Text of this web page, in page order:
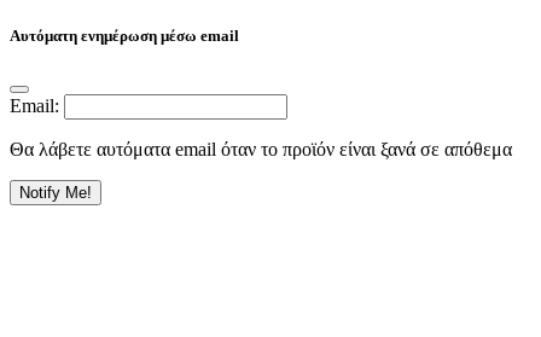
Αυτόματη ενημέρωση μέσω email
Email:
Θα λάβετε αυτόματα email όταν το προϊόν είναι ξανά σε απόθεμα
Notify Me!